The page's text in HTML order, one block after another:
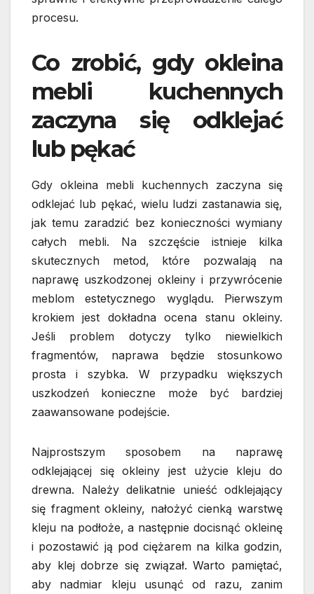
procesu.
Co zrobić, gdy okleina
mebli kuchennych
zaczyna się odklejać
lub pękać
Gdy okleina mebli kuchennych zaczyna się
odklejać lub pękać, wielu ludzi zastanawia się,
jak temu zaradzić bez konieczności wymiany
całych mebli. Na szczęście istnieje kilka
skutecznych metod, które pozwalają na
naprawę uszkodzonej okleiny i przywrócenie
meblom estetycznego wyglądu. Pierwszym
krokiem jest dokładna ocena stanu okleiny.
Jeśli problem dotyczy tylko niewielkich
fragmentów, naprawa będzie stosunkowo
prosta i szybka. W przypadku większych
uszkodzeń konieczne może być bardziej
zaawansowane podejście.
Najprostszym sposobem na naprawę
odklejającej się okleiny jest użycie kleju do
drewna. Należy delikatnie unieść odklejający
się fragment okleiny, nałożyć cienką warstwę
kleju na podłoże, a następnie docisnąć okleinę
i pozostawić ją pod ciężarem na kilka godzin,
aby klej dobrze się związał. Warto pamiętać,
aby nadmiar kleju usunąć od razu, zanim